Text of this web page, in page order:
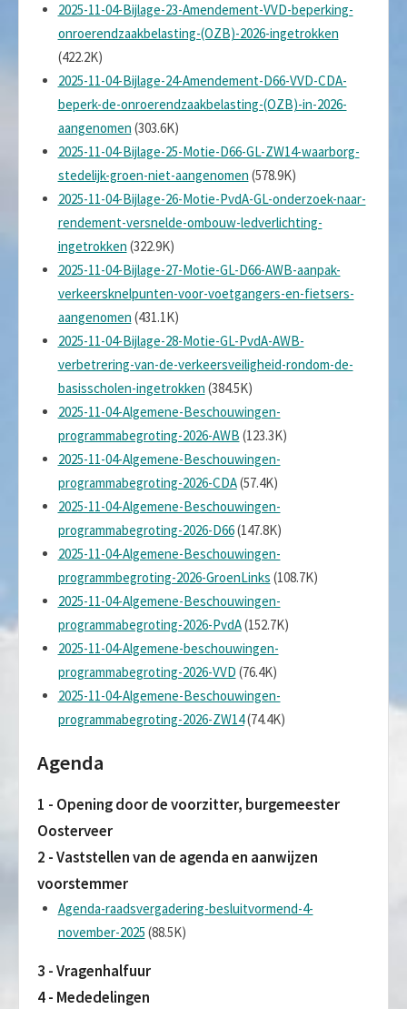
2025-11-04-Bijlage-23-Amendement-VVD-beperking-
onroerendzaakbelasting-(OZB)-2026-ingetrokken
(422.2K)
2025-11-04-Bijlage-24-Amendement-D66-VVD-CDA-
beperk-de-onroerendzaakbelasting-(OZB)-in-2026-
aangenomen (303.6K)
2025-11-04-Bijlage-25-Motie-D66-GL-ZW14-waarborg-
stedelijk-groen-niet-aangenomen (578.9K)
2025-11-04-Bijlage-26-Motie-PvdA-GL-onderzoek-naar-
rendement-versnelde-ombouw-ledverlichting-
ingetrokken (322.9K)
2025-11-04-Bijlage-27-Motie-GL-D66-AWB-aanpak-
verkeersknelpunten-voor-voetgangers-en-fietsers-
aangenomen (431.1K)
2025-11-04-Bijlage-28-Motie-GL-PvdA-AWB-
verbetrering-van-de-verkeersveiligheid-rondom-de-
basisscholen-ingetrokken (384.5K)
2025-11-04-Algemene-Beschouwingen-
programmabegroting-2026-AWB (123.3K)
2025-11-04-Algemene-Beschouwingen-
programmabegroting-2026-CDA(57.4K)
2025-11-04-Algemene-Beschouwingen-
programmabegroting-2026-D66(147.8K)
2025-11-04-Algemene-Beschouwingen-
programmbegroting-2026-GroenLinks (108.7K)
2025-11-04-Algemene-Beschouwingen-
programmabegroting-2026-PvdA(152.7K)
2025-11-04-Algemene-beschouwingen-
programmabegroting-2026-VVD (76.4K)
2025-11-04-Algemene-Beschouwingen-
programmabegroting-2026-ZW14(74.4K)
Agenda
1 - Opening door de voorzitter, burgemeester
Oosterveer
2 - Vaststellen van de agenda en aanwijzen
voorstemmer
Agenda-raadsvergadering-besluitvormend-4-
november-2025 (88.5K)
3 - Vragenhalfuur
4 - Mededelingen